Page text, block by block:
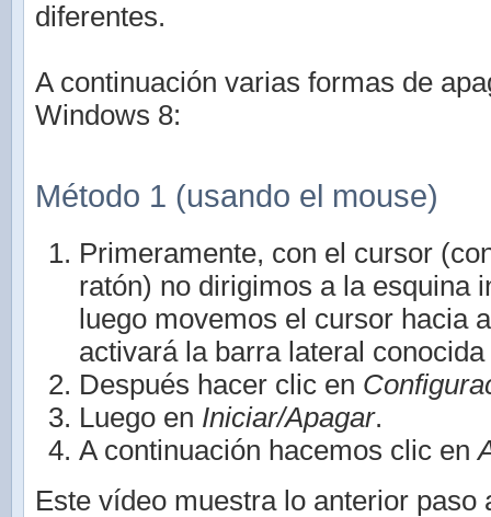
diferentes.
A continuación varias formas de
Windows 8:
Método 1 (usando el mouse)
Primeramente, con el cursor
ratón) no dirigimos a la esquina
luego movemos el cursor hacia
activará la barra lateral
Después hacer clic en
Luego en Iniciar/Apagar.
A continuación hacemos clic en
Este vídeo muestra lo anterior paso